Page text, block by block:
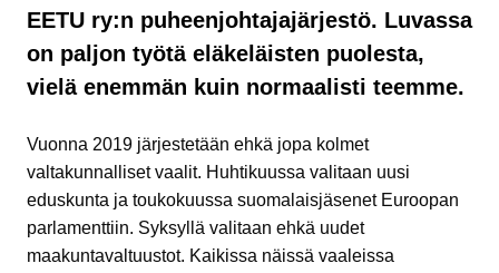
EETU ry:n puheenjohtajajärjestö. Luvassa
on paljon työtä eläkeläisten puolesta,
vielä enemmän kuin normaalisti teemme.
Vuonna 2019 järjestetään ehkä jopa kolmet
valtakunnalliset vaalit. Huhtikuussa valitaan uusi
eduskunta ja toukokuussa suomalaisjäsenet Euroopan
parlamenttiin. Syksyllä valitaan ehkä uudet
maakuntavaltuustot. Kaikissa näissä vaaleissa